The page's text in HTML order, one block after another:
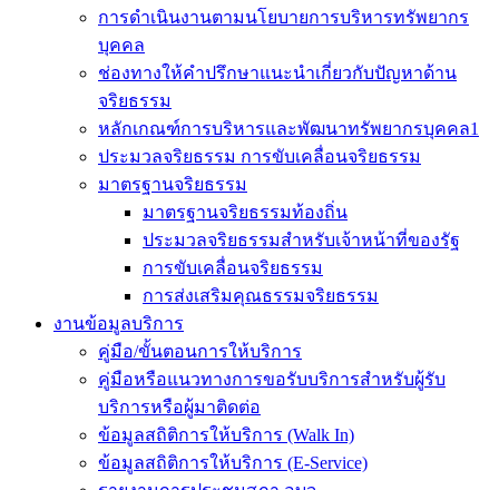
การดำเนินงานตามนโยบายการบริหารทรัพยากร
บุคคล
ช่องทางให้คำปรึกษาแนะนำเกี่ยวกับปัญหาด้าน
จริยธรรม
หลักเกณฑ์การบริหารและพัฒนาทรัพยากรบุคคล1
ประมวลจริยธรรม การขับเคลื่อนจริยธรรม
มาตรฐานจริยธรรม
มาตรฐานจริยธรรมท้องถิ่น
ประมวลจริยธรรมสำหรับเจ้าหน้าที่ของรัฐ
การขับเคลื่อนจริยธรรม
การส่งเสริมคุณธรรมจริยธรรม
งานข้อมูลบริการ
คู่มือ/ขั้นตอนการให้บริการ
คู่มือหรือแนวทางการขอรับบริการสำหรับผู้รับ
บริการหรือผู้มาติดต่อ
ข้อมูลสถิติการให้บริการ (Walk In)
ข้อมูลสถิติการให้บริการ (E-Service)